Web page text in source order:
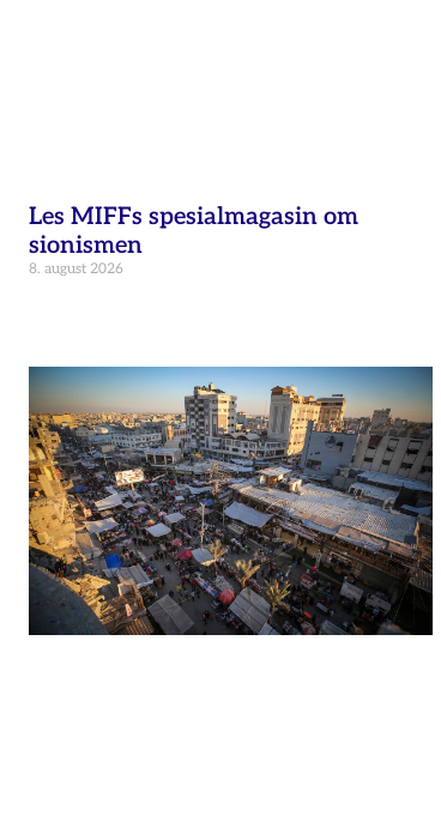
Les MIFFs spesialmagasin om
sionismen
8. august 2026